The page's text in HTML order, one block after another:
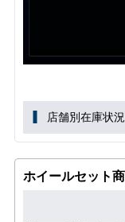
店舗別在庫状況
ホイールセット